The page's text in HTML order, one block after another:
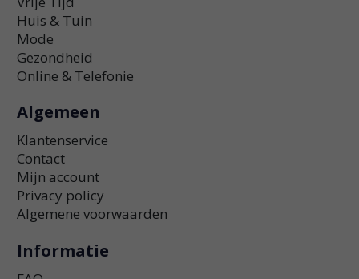
Huis & Tuin
Mode
Gezondheid
Online & Telefonie
Algemeen
Klantenservice
Contact
Mijn account
Privacy policy
Algemene voorwaarden
Informatie